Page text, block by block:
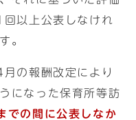
以上公表しなけれ
。
の報酬改定により
になった保育所等訪
での間に公表しなか